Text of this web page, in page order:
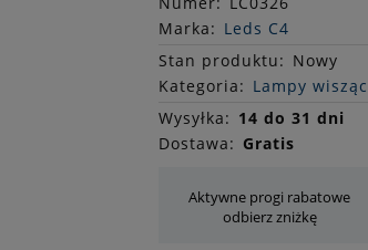
Marka: Leds C4
Stan produktu: Nowy
Kategoria: Lampy
Wysyłka: 14 do 31 dni
Dostawa: Gratis
Aktywne progi rabatowe
odbierz zniżkę